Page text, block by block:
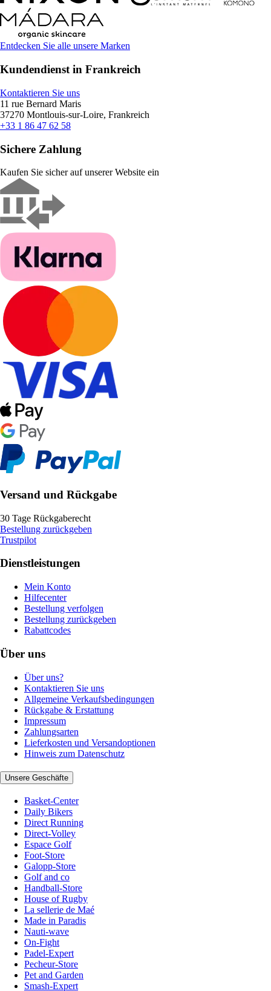
Entdecken Sie alle unsere Marken
Kundendienst in Frankreich
Kontaktieren Sie uns
11 rue Bernard Maris
37270 Montlouis-sur-Loire, Frankreich
+33 1 86 47 62 58
Sichere Zahlung
Kaufen Sie sicher auf unserer Website ein
Versand und Rückgabe
30 Tage Rückgaberecht
Bestellung zurückgeben
Trustpilot
Dienstleistungen
Mein Konto
Hilfecenter
Bestellung verfolgen
Bestellung zurückgeben
Rabattcodes
Über uns
Über uns?
Kontaktieren Sie uns
Allgemeine Verkaufsbedingungen
Rückgabe & Erstattung
Impressum
Zahlungsarten
Lieferkosten und Versandoptionen
Hinweis zum Datenschutz
Unsere Geschäfte
Basket-Center
Daily Bikers
Direct Running
Direct-Volley
Espace Golf
Foot-Store
Galopp-Store
Golf and co
Handball-Store
House of Rugby
La sellerie de Maé
Made in Paradis
Nauti-wave
On-Fight
Padel-Expert
Pecheur-Store
Pet and Garden
Smash-Expert